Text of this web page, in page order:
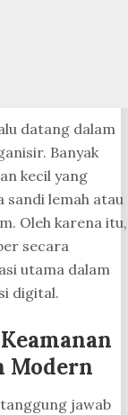
datang dalam
Banyak
kecil yang
sandi lemah atau
Oleh karena itu,
secara
utama dalam
digital.
Modern
jawab